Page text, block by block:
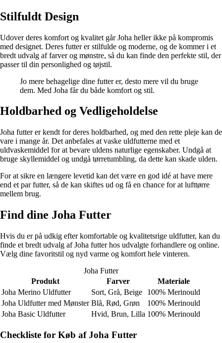
Stilfuldt Design
Udover deres komfort og kvalitet går Joha heller ikke på kompromis
med designet. Deres futter er stilfulde og moderne, og de kommer i et
bredt udvalg af farver og mønstre, så du kan finde den perfekte stil, der
passer til din personlighed og tøjstil.
Jo mere behagelige dine futter er, desto mere vil du bruge
dem. Med Joha får du både komfort og stil.
Holdbarhed og Vedligeholdelse
Joha futter er kendt for deres holdbarhed, og med den rette pleje kan de
vare i mange år. Det anbefales at vaske uldfutterne med et
uldvaskemiddel for at bevare uldens naturlige egenskaber. Undgå at
bruge skyllemiddel og undgå tørretumbling, da dette kan skade ulden.
For at sikre en længere levetid kan det være en god idé at have mere
end et par futter, så de kan skiftes ud og få en chance for at lufttørre
mellem brug.
Find dine Joha Futter
Hvis du er på udkig efter komfortable og kvalitetsrige uldfutter, kan du
finde et bredt udvalg af Joha futter hos udvalgte forhandlere og online.
Vælg dine favoritstil og nyd varme og komfort hele vinteren.
Joha Futter
Produkt
Farver
Materiale
Joha Merino Uldfutter
Sort, Grå, Beige
100% Merinould
Joha Uldfutter med Mønster Blå, Rød, Grøn
100% Merinould
Joha Basic Uldfutter
Hvid, Brun, Lilla 100% Merinould
Checkliste for Køb af Joha Futter